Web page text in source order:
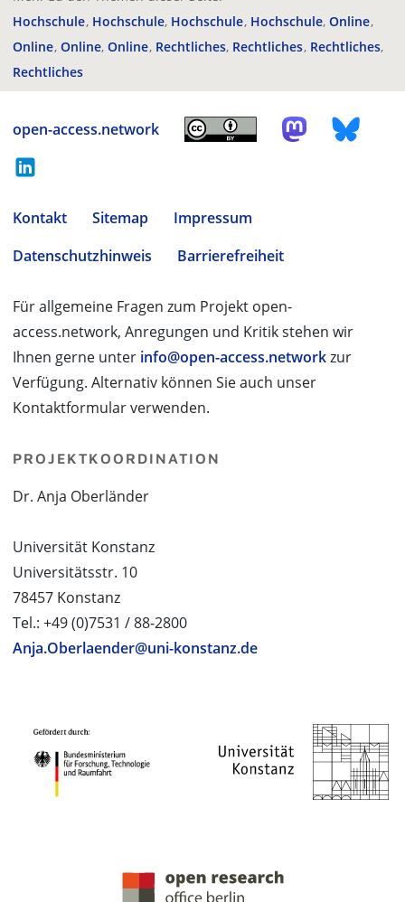
Hochschule Hochschule Hochschule Hochschule Online
Online Online Online Rechtliches Rechtliches Rechtliches
Rechtliches
open-access.network
Kontakt Sitemap
Impressum
Datenschutzhinweis
Barrierefreiheit
Für allgemeine Fragen zum Projekt open-
access.network, Anregungen und Kritik stehen wir
Ihnen gerne unter info@open-access.networkzur
Verfügung. Alternativ können Sie auch unser
Kontaktformular verwenden.
PROJEKTKOORDINATION
Dr. Anja Oberländer
Universität Konstanz
Universitätsstr. 10
78457 Konstanz
Tel.: +49 (0)7531 / 88-2800
Anja.Oberlaender@uni-konstanz.de